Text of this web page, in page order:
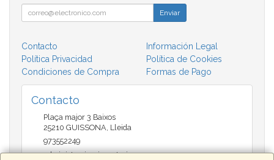
Enviar
Contacto
Información Legal
Política Privacidad
Política de Cookies
Condiciones de Compra
Formas de Pago
Contacto
Plaça major 3 Baixos
25210 GUISSONA Lleida
973552249
administracio@insectari.com